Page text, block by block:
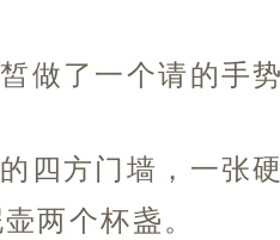
做了一个请的手势
四方门墙，一张
两个杯盏。